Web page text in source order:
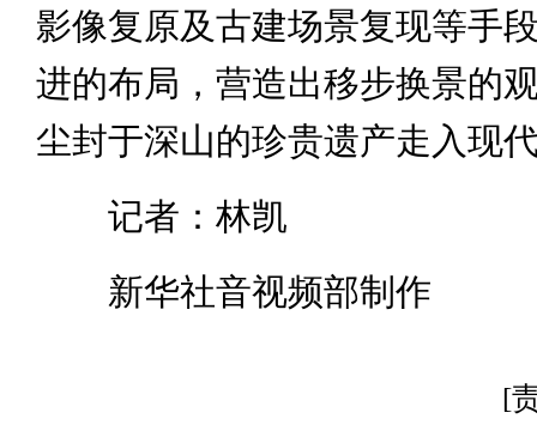
影像复原及古建场景复现等手
进的布局，营造出移步换景的
尘封于深山的珍贵遗产走入现
记者：林凯
新华社音视频部制作
[